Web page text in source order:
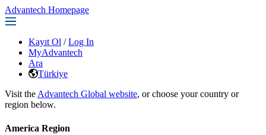
Advantech Homepage
Kayıt Ol / Log In
MyAdvantech
Ara
Türkiye
Visit the Advantech Global website, or choose your country or
region below.
America Region